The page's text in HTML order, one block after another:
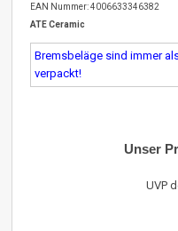
EAN Nummer: 4006633346382
ATE Ceramic
Bremsbeläge sind immer
verpackt!
Unser
UVP